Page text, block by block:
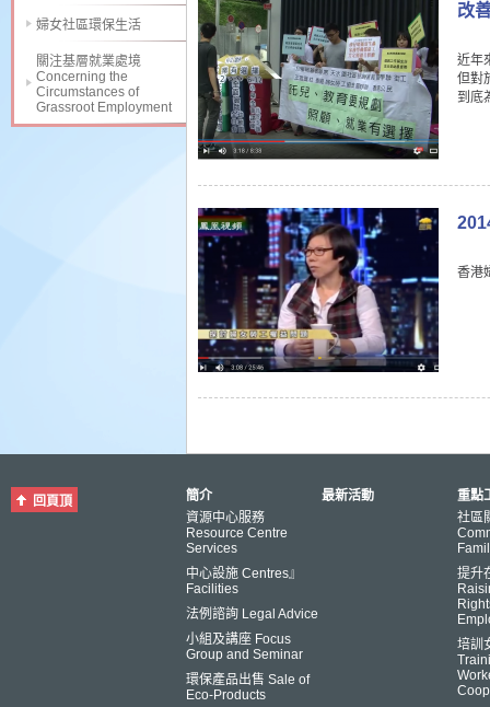
婦女社區環保生活
關注基層就業處境
Concerning the
Circumstances of
Grassroot Employment
改
近年
但對
到底
香港
回頁頂
簡介
資源中心服務
Resource Centre
Services
中心設施 Centres』
Facilities
法例諮詢 Legal Advice
小組及講座 Focus
Group and Seminar
環保產品出售 Sale of
Eco-Products
最新活動
重點
社區
提升
培訓